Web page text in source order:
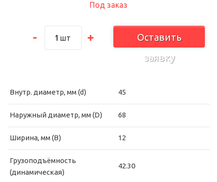
Под заказ
шт
Оставить
заявку
Внутр. диаметр, мм (d) 45
Наружный диаметр, мм (D) 68
Ширина, мм (B) 12
Грузоподъёмность
(динамическая)
42.30